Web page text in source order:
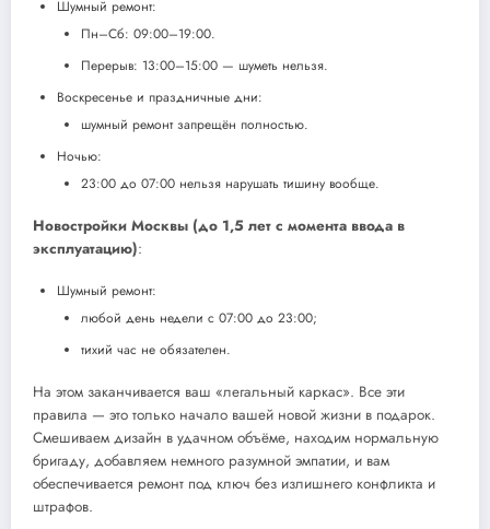
Шумный ремонт:
Пн–Сб: 09:00–19:00.
Перерыв: 13:00–15:00 — шуметь нельзя.
Воскресенье и праздничные дни:
шумный ремонт запрещён полностью.
Ночью:
23:00 до 07:00 нельзя нарушать тишину вообще.
Новостройки Москвы (до 1,5 лет с момента ввода в
эксплуатацию):
Шумный ремонт:
любой день недели с 07:00 до 23:00;
тихий час не обязателен.
На этом заканчивается ваш «легальный каркас». Все эти
правила — это только начало вашей новой жизни в подарок.
Смешиваем дизайн в удачном объёме, находим нормальную
бригаду, добавляем немного разумной эмпатии, и вам
обеспечивается ремонт под ключ без излишнего конфликта и
штрафов.